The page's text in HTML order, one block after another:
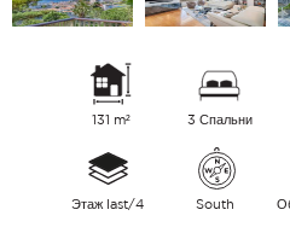
131 m² 3 Спальни
Этаж last/4 South